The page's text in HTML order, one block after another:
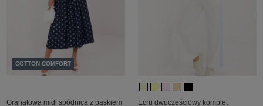
COTTON COMFORT
Granatowa midi spódnica z paskiem
Ecru dwuczęściowy komplet